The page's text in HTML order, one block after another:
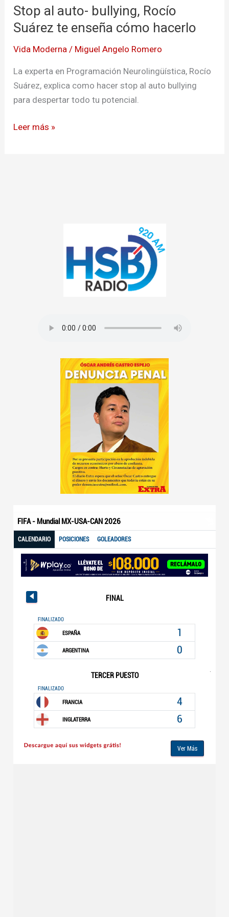
Stop al auto- bullying, Rocío
Suárez te enseña cómo hacerlo
Vida Moderna / Miguel Angelo Romero
La experta en Programación Neurolingüística, Rocío
Suárez, explica como hacer stop al auto bullying
para despertar todo tu potencial.
auto-
bullying,
Suárez
te
enseña
Leer más »